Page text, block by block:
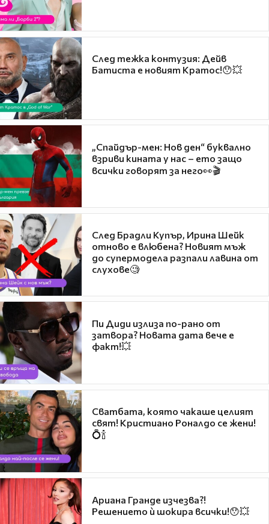
След тежка контузия: Дейв
Батиста е новият Кратос!😯💥
„Спайдър-мен: Нов ден“ буквално
взриви кината у нас – ето защо
всички говорят за него👀🎬
След Брадли Купър, Ирина Шейк
отново е влюбена? Новият мъж
до супермодела разпали лавина от
слухове🧐
Пи Диди излиза по-рано от
затвора? Новата дата вече е
факт!💥
Сватбата, която чакаше целият
свят! Кристиано Роналдо се жени!
💍🍾
Ариана Гранде изчезва?!
Решението ѝ шокира всички!😯💥